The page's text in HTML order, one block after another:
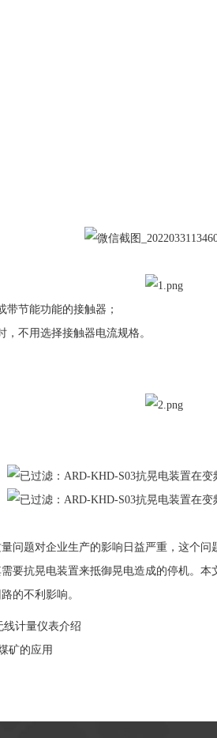
带节能功能的接触器；
，不用选择接触器电流规格。
问题对企业生产的影响日益严重，这个
要抗晃电装置来抵御晃电造成的停机。本
的不利影响。
线计量仪表介绍
矿的应用